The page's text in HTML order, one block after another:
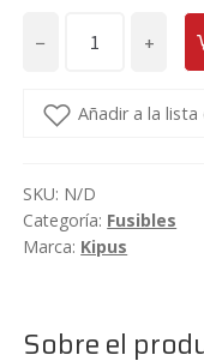
−
ANL
cantidad
+
Añadir a la lista
SKU: N/D
Categoría: Fusibles
Marca: Kipus
Sobre el